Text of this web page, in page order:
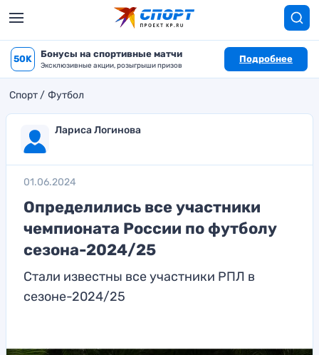
50K Бонусы на спортивные матчи
Эксклюзивные акции, розыгрыши призов
Подробнее
Спорт Футбол
Лариса Логинова
01.06.2024
Определились все участники
чемпионата России по футболу
сезона-2024/25
Стали известны все участники РПЛ в
сезоне-2024/25